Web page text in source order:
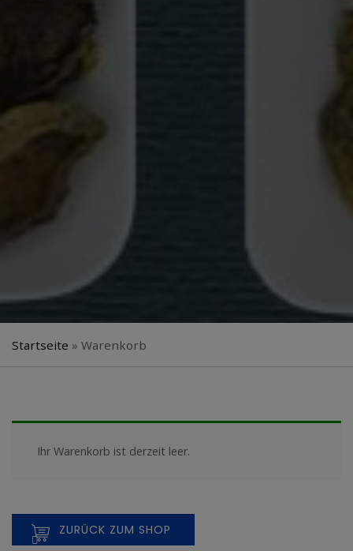
Startseite » Warenkorb
Ihr Warenkorb ist derzeit leer.
ZURÜCK ZUM SHOP